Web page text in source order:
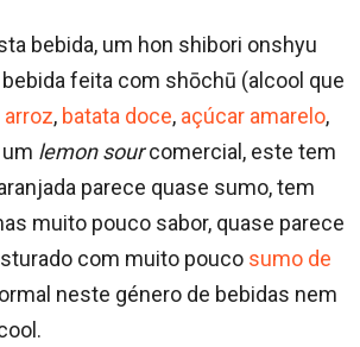
bebida, um hon shibori onshyu
feita com shōchū (alcool que
arroz, batata doce, açúcar amarelo,
lemon sourcomercial, este tem
parece quase sumo, tem
muito pouco sabor, quase parece
com muito pouco sumo de
neste género de bebidas nem